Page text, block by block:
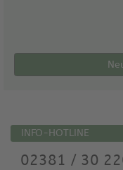
INFO-HOTLINE
02381 / 30